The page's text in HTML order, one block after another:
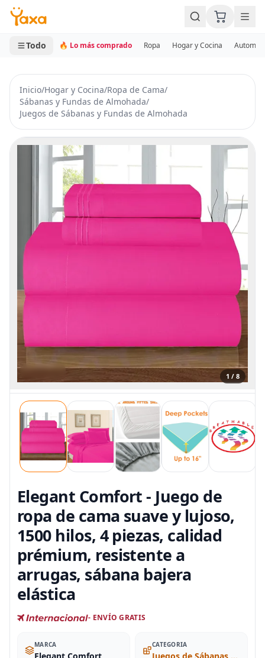
MINI CARRITO
0 productos
Todo 🔥 Lo más comprado Ropa Hogar y Cocina
Inicio/Hogar y Cocina/Ropa de Cama/
Sábanas y Fundas de Almohada/
Juegos de Sábanas y Fundas de Almohada
1 / 8
Elegant Comfort - Juego de
ropa de cama suave y lujoso,
1500 hilos, 4 piezas, calidad
prémium, resistente a
arrugas, sábana bajera
elástica
- ENVÍO GRATIS
MARCA CATEGORIA